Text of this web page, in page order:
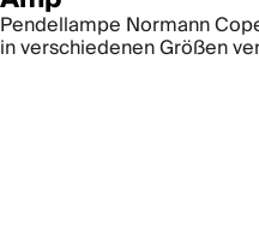
Pendellampe Normann
in verschiedenen Größen